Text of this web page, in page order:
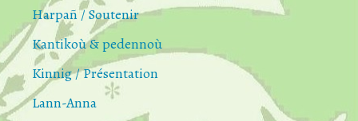
Harpañ / Soutenir
Kantikoù & pedennoù
Kinnig / Présentation
Lann-Anna